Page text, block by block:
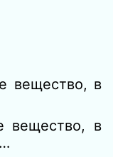
вещество, в
вещество, в